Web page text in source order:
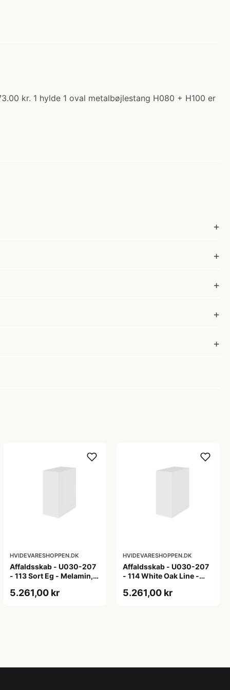
kr. 1 hylde 1 oval metalbøjlestang H080 + H100 er
HVIDEVARESHOPPEN.DK
Affaldsskab - U030-207
- 113 Sort Eg - Melamin,
5.261,00 kr
HVIDEVARESHOPPEN.DK
Affaldsskab - U030-207
- 114 White Oak Line -
5.261,00 kr